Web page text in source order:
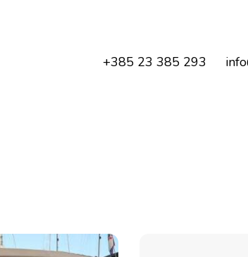
+385 23 385 293